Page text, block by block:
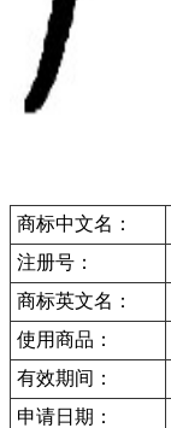
商标中文名：
注册号：
商标英文名：
使用商品：
有效期间：
申请日期：